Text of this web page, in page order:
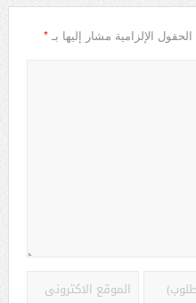
الحقول الإلزامية مشار إليها بـ *